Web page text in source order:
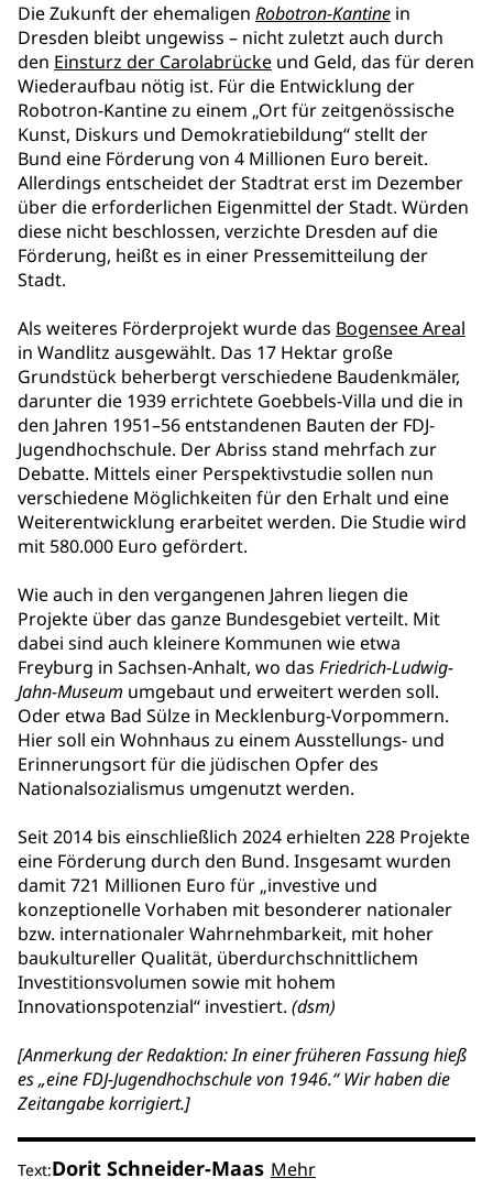
Die Zukunft der ehemaligen Robotron-Kantine in
Dresden bleibt ungewiss – nicht zuletzt auch durch
den Einsturz der Carolabrücke und Geld, das für deren
Wiederaufbau nötig ist. Für die Entwicklung der
Robotron-Kantine zu einem „Ort für zeitgenössische
Kunst, Diskurs und Demokratiebildung“ stellt der
Bund eine Förderung von 4 Millionen Euro bereit.
Allerdings entscheidet derStadtrat erst im Dezember
über die erforderlichen Eigenmittel der Stadt. Würden
diese nicht beschlossen, verzichte Dresden auf die
Förderung, heißt es in einer Pressemitteilung der
Stadt.
Als weiteres Förderprojekt wurde das Bogensee Areal
in Wandlitz ausgewählt. Das 17 Hektar große
Grundstück beherbergt verschiedene Baudenkmäler,
darunter die 1939 errichtete Goebbels-Villa und die in
den Jahren 1951–56 entstandenen Bauten der FDJ-
Jugendhochschule. Der Abriss stand mehrfach zur
Debatte. Mittels einer Perspektivstudie sollen nun
verschiedene Möglichkeiten für den Erhalt und eine
Weiterentwicklung erarbeitet werden. Die Studie wird
mit 580.000 Euro gefördert.
Wie auch in den vergangenen Jahren liegen die
Projekte über das ganze Bundesgebiet verteilt. Mit
dabei sind auch kleinere Kommunen wie etwa
Freyburg in Sachsen-Anhalt, wo das Friedrich-Ludwig-
Jahn-Museum umgebaut und erweitert werden soll.
Oder etwa Bad Sülze in Mecklenburg-Vorpommern.
Hier soll ein Wohnhaus zu einem Ausstellungs- und
Erinnerungsort für die jüdischen Opfer des
Nationalsozialismus umgenutzt werden.
Seit 2014 bis einschließlich 2024 erhielten 228 Projekte
eine Förderung durch den Bund. Insgesamt wurden
damit 721 Millionen Euro für „investive und
konzeptionelle Vorhaben mit besonderer nationaler
bzw. internationaler Wahrnehmbarkeit, mit hoher
baukultureller Qualität, überdurchschnittlichem
Investitionsvolumen sowie mit hohem
Innovationspotenzial“ investiert. (dsm)
[Anmerkung der Redaktion: In einer früheren Fassung hieß
es „eine FDJ-Jugendhochschule von 1946.“ Wir haben die
Zeitangabe korrigiert.]
Text:Dorit Schneider-Maas Mehr